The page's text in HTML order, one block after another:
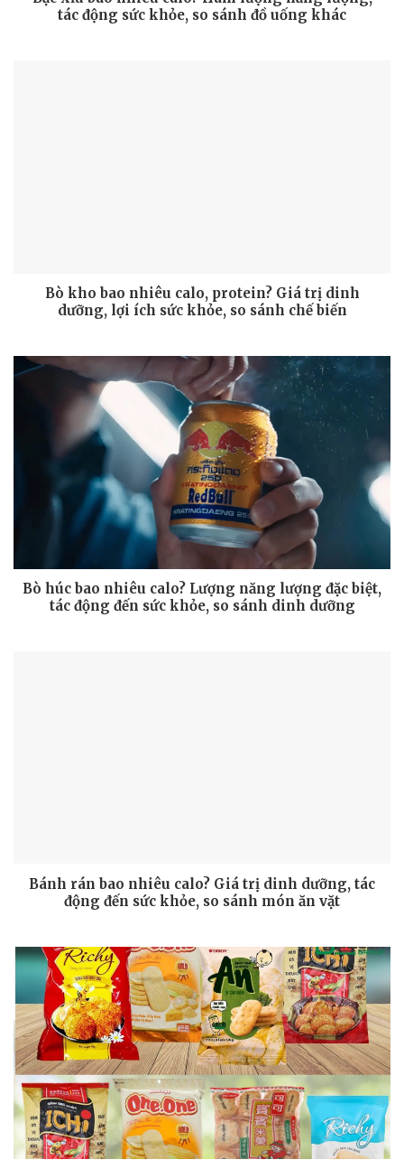
tác động sức khỏe, so sánh đồ uống khác
Bò kho bao nhiêu calo, protein? Giá trị dinh
dưỡng, lợi ích sức khỏe, so sánh chế biến
Bò húc bao nhiêu calo? Lượng năng lượng đặc biệt,
tác động đến sức khỏe, so sánh dinh dưỡng
Bánh rán bao nhiêu calo? Giá trị dinh dưỡng, tác
động đến sức khỏe, so sánh món ăn vặt